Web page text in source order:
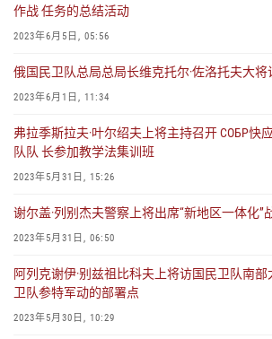
作战 任务的总结活动
2023年6月5日, 05:56
俄国民卫队总局总局长维克托尔·佐洛托夫大
2023年6月1日, 11:34
弗拉季斯拉夫·叶尔绍夫上将主持召开 СОБР快
队队 长参加教学法集训班
2023年5月31日, 15:26
谢尔盖·列别杰夫警察上将出席“新地区一体化”
2023年5月31日, 06:50
阿列克谢伊·别兹祖比科夫上将访国民卫队南
卫队参特军动的部署点
2023年5月30日, 10:29